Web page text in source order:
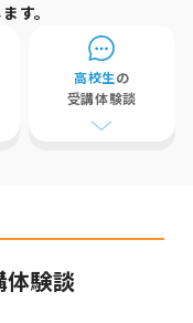
す。
高校生 の
受講体験談
体験談